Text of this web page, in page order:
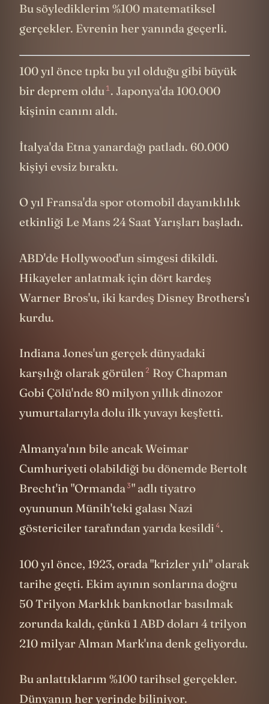
Bu söylediklerim %100 matematiksel
gerçekler. Evrenin her yanında geçerli.
100 yıl önce tıpkı bu yıl olduğu gibi büyük
bir deprem oldu1. Japonya'da 100.000
kişinin canını aldı.
İtalya'da Etna yanardağı patladı. 60.000
kişiyi evsiz bıraktı.
O yıl Fransa'da spor otomobil dayanıklılık
etkinliği Le Mans 24 Saat Yarışları başladı.
ABD'de Hollywood'un simgesi dikildi.
Hikayeler anlatmak için dört kardeş
Warner Bros'u, iki kardeş Disney Brothers'ı
kurdu.
Indiana Jones'un gerçek dünyadaki
karşılığı olarak görülen 2 Roy Chapman
Gobi Çölü'nde 80 milyon yıllık dinozor
yumurtalarıyla dolu ilk yuvayı keşfetti.
Almanya'nın bile ancak Weimar
Cumhuriyeti olabildiği bu dönemde Bertolt
Brecht'in "Ormanda3" adlı tiyatro
oyununun Münih'teki galası Nazi
göstericiler tarafından yarıda kesildi 4.
100 yıl önce, 1923, orada "krizler yılı" olarak
tarihe geçti. Ekim ayının sonlarına doğru
50 Trilyon Marklık banknotlar basılmak
zorunda kaldı, çünkü 1 ABD doları 4 trilyon
210 milyar Alman Mark'ına denk geliyordu.
Bu anlattıklarım %100 tarihsel gerçekler.
Dünyanın her yerinde biliniyor.